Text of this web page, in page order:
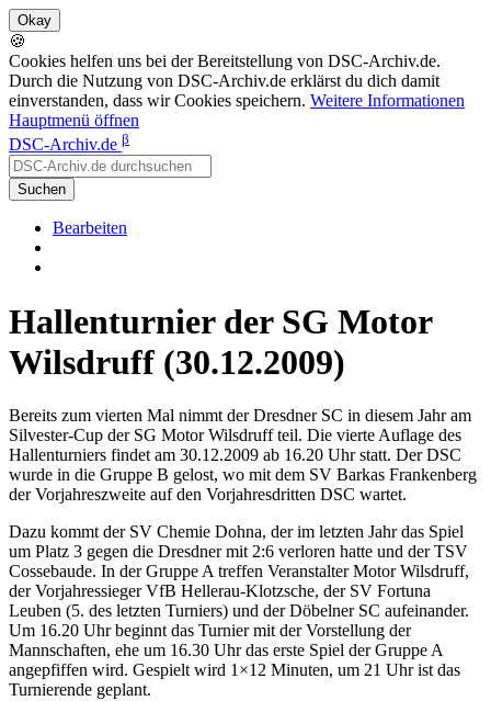
🍪
Cookies helfen uns bei der Bereitstellung von DSC-Archiv.de.
Durch die Nutzung von DSC-Archiv.de erklärst du dich damit
einverstanden, dass wir Cookies speichern. Weitere Informationen
Hauptmenü öffnen
DSC-Archiv.de β
Suchen
Bearbeiten
Hallenturnier der SG Motor
Wilsdruff (30.12.2009)
Bereits zum vierten Mal nimmt der Dresdner SC in diesem Jahr am
Silvester-Cup der SG Motor Wilsdruff teil. Die vierte Auflage des
Hallenturniers findet am 30.12.2009 ab 16.20 Uhr statt. Der DSC
wurde in die Gruppe B gelost, wo mit dem SV Barkas Frankenberg
der Vorjahreszweite auf den Vorjahresdritten DSC wartet.
Dazu kommt der SV Chemie Dohna, der im letzten Jahr das Spiel
um Platz 3 gegen die Dresdner mit 2:6 verloren hatte und der TSV
Cossebaude. In der Gruppe A treffen Veranstalter Motor Wilsdruff,
der Vorjahressieger VfB Hellerau-Klotzsche, der SV Fortuna
Leuben (5. des letzten Turniers) und der Döbelner SC aufeinander.
Um 16.20 Uhr beginnt das Turnier mit der Vorstellung der
Mannschaften, ehe um 16.30 Uhr das erste Spiel der Gruppe A
angepfiffen wird. Gespielt wird 1×12 Minuten, um 21 Uhr ist das
Turnierende geplant.